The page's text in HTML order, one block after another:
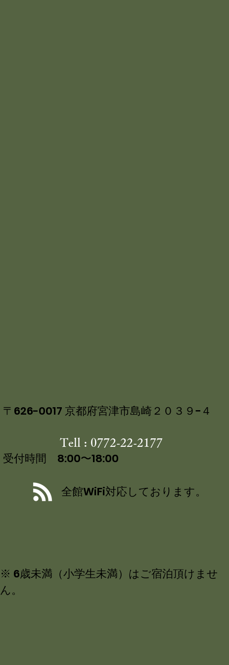
〒626-0017 京都府宮津市島崎２０３９−４
Tell : 0772-22-2177
受付時間 8:00〜18:00
全館WiFi対応しております。
※ 6歳未満（小学生未満）はご宿泊頂けませ
ん。